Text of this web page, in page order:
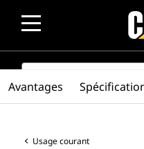
SEARCH
Usage courant
Avantages